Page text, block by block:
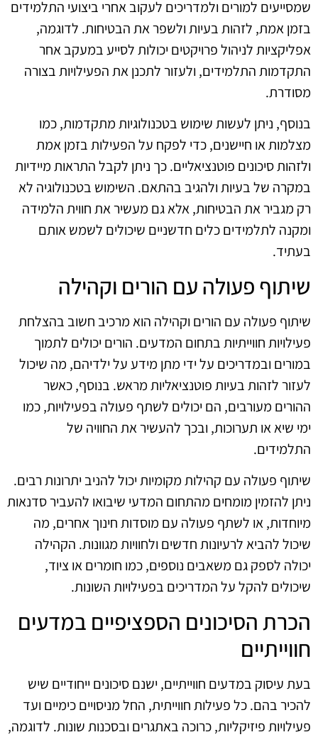
שמסייעים למורים ולמדריכים לעקוב אחרי ביצועי התלמידים
בזמן אמת, לזהות בעיות ולשפר את הבטיחות. לדוגמה,
אפליקציות לניהול פרויקטים יכולות לסייע במעקב אחר
התקדמות התלמידים, ולעזור לתכנן את הפעילויות בצורה
מסודרת.
בנוסף, ניתן לעשות שימוש בטכנולוגיות מתקדמות, כמו
מצלמות או חיישנים, כדי לפקח על הפעילות בזמן אמת
ולזהות סיכונים פוטנציאליים. כך ניתן לקבל התראות מיידיות
במקרה של בעיות ולהגיב בהתאם. השימוש בטכנולוגיה לא
רק מגביר את הבטיחות, אלא גם מעשיר את חווית הלמידה
ומקנה לתלמידים כלים חדשניים שיכולים לשמש אותם
בעתיד.
שיתוף פעולה עם הורים וקהילה
שיתוף פעולה עם הורים וקהילה הוא מרכיב חשוב בהצלחת
פעילויות חווייתיות בתחום המדעים. הורים יכולים לתמוך
במורים ובמדריכים על ידי מתן מידע על ילדיהם, מה שיכול
לעזור לזהות בעיות פוטנציאליות מראש. בנוסף, כאשר
ההורים מעורבים, הם יכולים לשתף פעולה בפעילויות, כמו
ימי שיא או תערוכות, ובכך להעשיר את החוויה של
התלמידים.
שיתוף פעולה עם קהילות מקומיות יכול להניב יתרונות רבים.
ניתן להזמין מומחים מהתחום המדעי שיבואו להעביר סדנאות
מיוחדות, או לשתף פעולה עם מוסדות חינוך אחרים, מה
שיכול להביא לרעיונות חדשים ולחוויות מגוונות. הקהילה
יכולה לספק גם משאבים נוספים, כמו חומרים או ציוד,
שיכולים להקל על המדריכים בפעילויות השונות.
הכרת הסיכונים הספציפיים במדעים
חווייתיים
בעת עיסוק במדעים חווייתיים, ישנם סיכונים ייחודיים שיש
להכיר בהם. כל פעילות חווייתית, החל מניסויים כימיים ועד
פעילויות פיזיקליות, כרוכה באתגרים ובסכנות שונות. לדוגמה,